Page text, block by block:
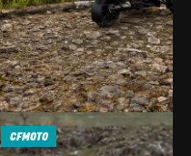
CFMOTO